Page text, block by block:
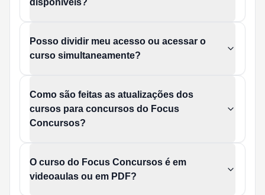
disponíveis?
Posso dividir meu acesso ou acessar o
curso simultaneamente?
Como são feitas as atualizações dos
cursos para concursos do Focus
Concursos?
O curso do Focus Concursos é em
videoaulas ou em PDF?